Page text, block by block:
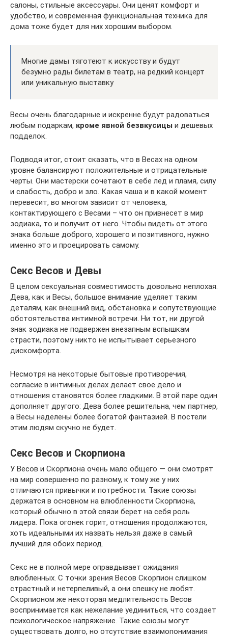
салоны, стильные аксессуары. Они ценят комфорт и
удобство, и современная функциональная техника для
дома тоже будет для них хорошим выбором.
Многие дамы тяготеют к искусству и будут
безумно рады билетам в театр, на редкий концерт
или уникальную выставку
Весы очень благодарные и искренне будут радоваться
любым подаркам, кроме явной безвкусицы и дешевых
подделок.
Подводя итог, стоит сказать, что в Весах на одном
уровне балансируют положительные и отрицательные
черты. Они мастерски сочетают в себе лед и пламя, силу
и слабость, добро и зло. Какая чаша и в какой момент
перевесит, во многом зависит от человека,
контактирующего с Весами – что он привнесет в мир
зодиака, то и получит от него. Чтобы видеть от этого
знака больше доброго, хорошего и позитивного, нужно
именно это и проецировать самому.
Секс Весов и Девы
В целом сексуальная совместимость довольно неплохая.
Дева, как и Весы, большое внимание уделяет таким
деталям, как внешний вид, обстановка и сопутствующие
обстоятельства интимной встречи. Ни тот, ни другой
знак зодиака не подвержен внезапным вспышкам
страсти, поэтому никто не испытывает серьезного
дискомфорта.
Несмотря на некоторые бытовые противоречия,
согласие в интимных делах делает свое дело и
отношения становятся более гладкими. В этой паре один
дополняет другого: Дева более решительна, чем партнер,
а Весы наделены более богатой фантазией. В постели
этим людям скучно не будет.
Секс Весов и Скорпиона
У Весов и Скорпиона очень мало общего — они смотрят
на мир совершенно по разному, к тому же у них
отличаются привычки и потребности. Такие союзы
держатся в основном на влюбленности Скорпиона,
который обычно в этой связи берет на себя роль
лидера. Пока огонек горит, отношения продолжаются,
хоть идеальными их назвать нельзя даже в самый
лучший для обоих период.
Секс не в полной мере оправдывает ожидания
влюбленных. С точки зрения Весов Скорпион слишком
страстный и нетерпеливый, а они спешку не любят.
Скорпионом же некоторая медлительность Весов
воспринимается как нежелание уединиться, что создает
психологическое напряжение. Такие союзы могут
существовать долго, но отсутствие взаимопонимания